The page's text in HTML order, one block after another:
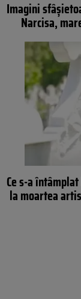
Imagini
Narcisa,
Ce s-a
la moartea